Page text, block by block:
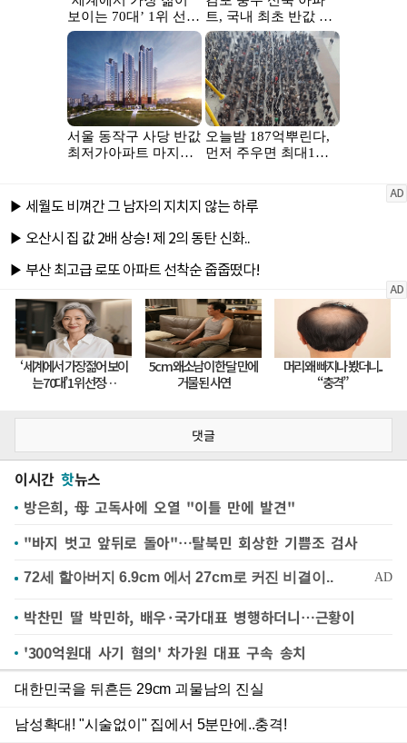
댓글
이시간 핫뉴스
방은희, 母 고독사에 오열 "이틀 만에 발견"
"바지 벗고 앞뒤로 돌아"…탈북민 회상한 기쁨조 검사
박찬민 딸 박민하, 배우·국가대표 병행하더니…근황이
'300억원대 사기 혐의' 차가원 대표 구속 송치